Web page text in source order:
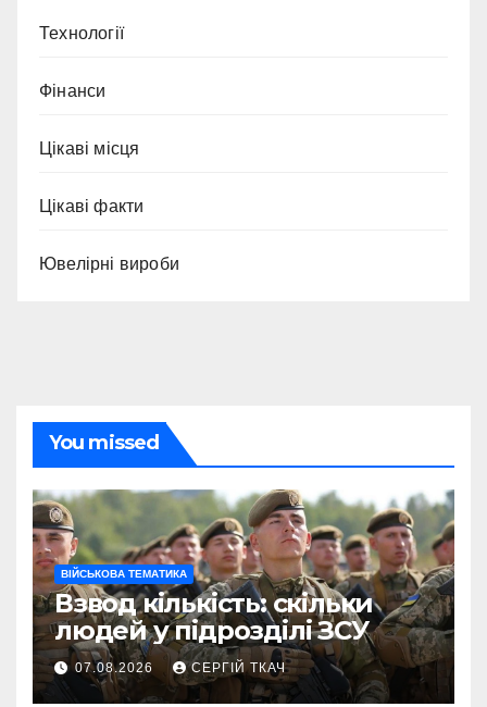
Технології
Фінанси
Цікаві місця
Цікаві факти
Ювелірні вироби
You missed
ВІЙСЬКОВА ТЕМАТИКА
Взвод кількість: скільки
людей у підрозділі ЗСУ
07.08.2026 СЕРГІЙ ТКАЧ